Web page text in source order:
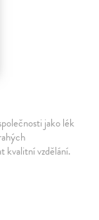
jako lék
kvalitní vzdělání.